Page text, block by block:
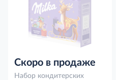
Скоро в продаже
Набор кондитерских